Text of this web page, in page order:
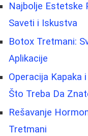
Najbolje Estetske
Saveti i Iskustva
Botox Tretmani:
Aplikacije
Operacija Kapaka
Što Treba Da
Rešavanje
Tretmani